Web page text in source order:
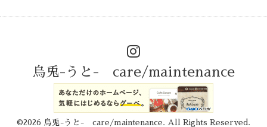
烏兎-うと- care/maintenance
©2026 烏兎-うと- care/maintenance . All Rights Reserved.